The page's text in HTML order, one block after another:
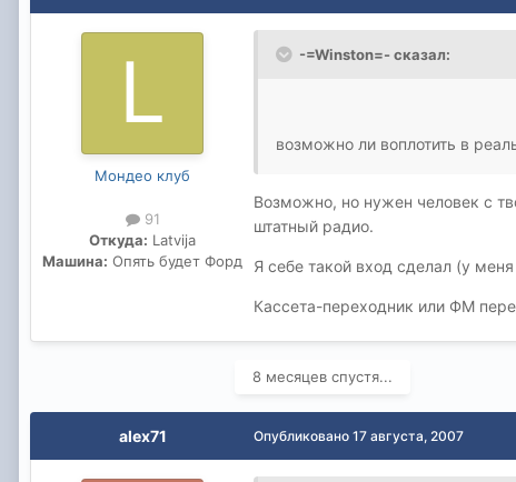
Мондео клуб
91
Откуда: Latvija
Машина: Опять будет Форд
-=Winston=- сказал:
возможно ли воплотить в
Возможно, но нужен человек с
штатный радио.
Я себе такой вход сделал (у
Кассета-переходник или ФМ
8 месяцев спустя...
alex71 Опубликовано 17 августа, 2007